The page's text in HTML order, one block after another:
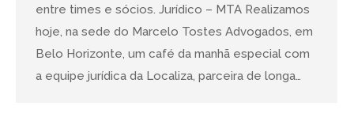
entre times e sócios. Jurídico – MTA Realizamos
hoje, na sede do Marcelo Tostes Advogados, em
Belo Horizonte, um café da manhã especial com
a equipe jurídica da Localiza, parceira de longa…